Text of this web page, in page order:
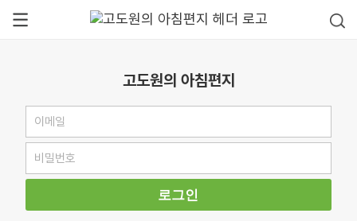
고도원의 아침편지
로그인